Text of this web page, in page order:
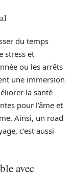
du temps
stress et
ou les arrêts
une immersion
la santé
pour l’âme et
Ainsi, un road
c’est aussi
avec